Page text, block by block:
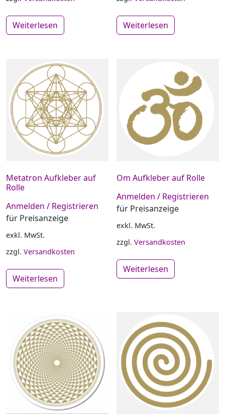
Weiterlesen Weiterlesen
Metatron Aufkleber auf
Rolle
Anmelden / Registrieren
für Preisanzeige
exkl. MwSt.
zzgl. Versandkosten
Weiterlesen
Om Aufkleber auf Rolle
Anmelden / Registrieren
für Preisanzeige
exkl. MwSt.
zzgl.Versandkosten
Weiterlesen